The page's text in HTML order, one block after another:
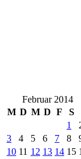
Februar 2014
M D M D F S
1
3
4 5 6 7 8
10 11 12 13 14 15